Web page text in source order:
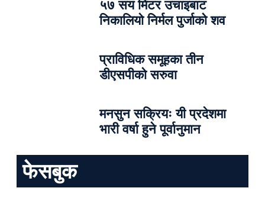
५७ सय मिटर उचाइबाट
निकालियो निर्मल पुर्जाको शव
प्राविधिक समूहका तीन
डीएसपीको सरुवा
मनसुन सक्रियः यी प्रदेशमा
भारी वर्षा हुने पूर्वानुमान
फेसबुक